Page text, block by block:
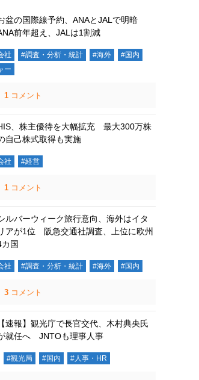
盆の国際線予約、ANAとJALで明暗
前年超え、JALは1割減
社 #調査・分析・統計 #海外
#国内
ー
1 コメント
、株主優待を大幅拡充 最大300万株
自己株式取得も実施
社 #経営
1 コメント
ルバーウィーク旅行意向、海外はイタ
アが1位 阪急交通社調査、上位に欧州
カ国
社 #調査・分析・統計 #海外 #国内
3 コメント
【速報】観光庁で長官交代、木村典央氏
就任へ JNTOも理事人事
#観光局 #国内 #人事・HR